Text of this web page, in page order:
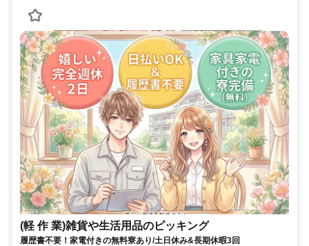
(軽 作 業)雑貨や生活用品のピッキング
履歴書不要！家電付きの無料寮あり/土日休み&長期休暇3回